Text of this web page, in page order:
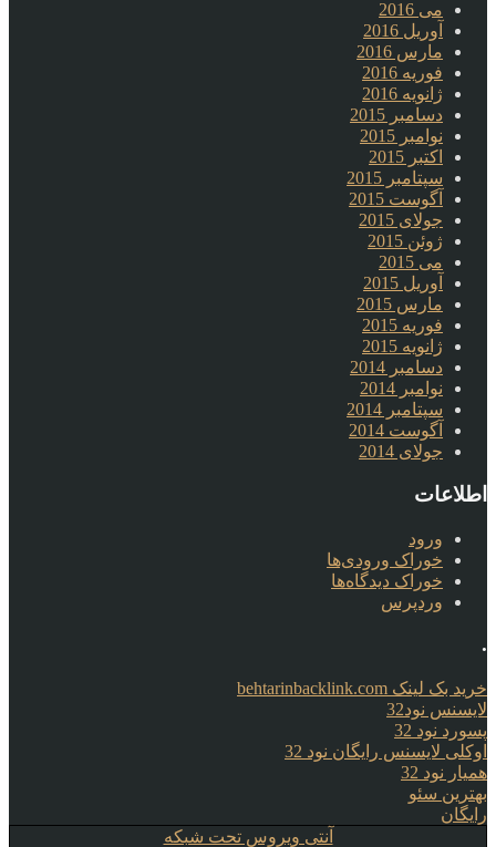
می 2016
آوریل 2016
مارس 2016
فوریه 2016
ژانویه 2016
دسامبر 2015
نوامبر 2015
اکتبر 2015
سپتامبر 2015
آگوست 2015
جولای 2015
ژوئن 2015
می 2015
آوریل 2015
مارس 2015
فوریه 2015
ژانویه 2015
دسامبر 2014
نوامبر 2014
سپتامبر 2014
آگوست 2014
جولای 2014
اطلاعات
ورود
خوراک ورودی‌ها
خوراک دیدگاه‌ها
وردپرس
.
خرید بک لینک behtarinbacklink.com
لایسنس نود32
پسورد نود 32
اوکلی لایسنس رایگان نود 32
همیار نود 32
بهترین سئو
رایگان
آنتی ویروس تحت شبکه